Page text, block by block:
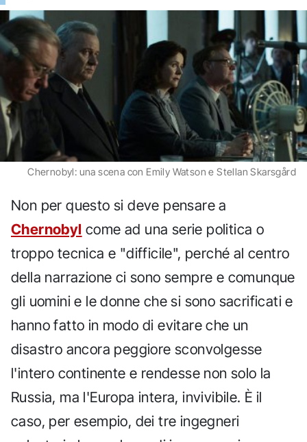
Chernobyl: una scena con Emily Watson e Stellan Skarsgård
Non per questo si deve pensare a
Chernobyl come ad una serie politica o
troppo tecnica e "difficile", perché al centro
della narrazione ci sono sempre e comunque
gli uomini e le donne che si sono sacrificati e
hanno fatto in modo di evitare che un
disastro ancora peggiore sconvolgesse
l'intero continente e rendesse non solo la
Russia, ma l'Europa intera, invivibile. È il
caso, per esempio, dei tre ingegneri